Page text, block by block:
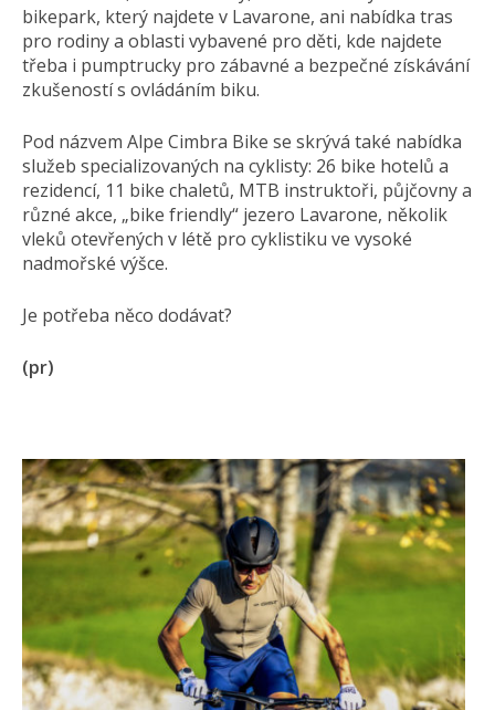
bikepark, který najdete v Lavarone, ani nabídka tras
pro rodiny a oblasti vybavené pro děti, kde najdete
třeba i pumptrucky pro zábavné a bezpečné získávání
zkušeností s ovládáním biku.
Pod názvem Alpe Cimbra Bike se skrývá také nabídka
služeb specializovaných na cyklisty: 26 bike hotelů a
rezidencí, 11 bike chaletů, MTB instruktoři, půjčovny a
různé akce, „bike friendly“ jezero Lavarone, několik
vleků otevřených v létě pro cyklistiku ve vysoké
nadmořské výšce.
Je potřeba něco dodávat?
(pr)